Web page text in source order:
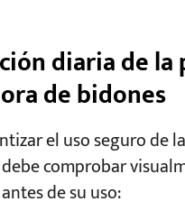
diaria de la
de bidones
el uso seguro de
comprobar
de su uso: